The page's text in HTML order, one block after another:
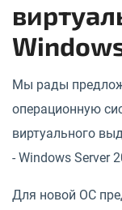
Мы рады
операционную
виртуального
- Windows Server
Для новой ОС